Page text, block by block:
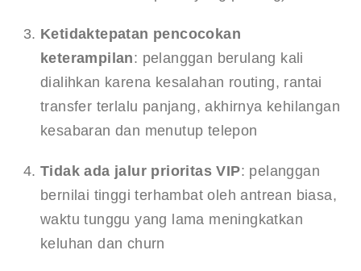
Ketidaktepatan pencocokan
keterampilan: pelanggan berulang kali
dialihkan karena kesalahan routing, rantai
transfer terlalu panjang, akhirnya kehilangan
kesabaran dan menutup telepon
Tidak ada jalur prioritas VIP: pelanggan
bernilai tinggi terhambat oleh antrean biasa,
waktu tunggu yang lama meningkatkan
keluhan dan churn